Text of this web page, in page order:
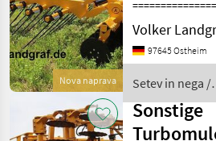
Nova naprava
Schneidsc
verfügbar 6, 0 m
Arbeitsbreite, Gewicht: ca.
3250kg 3 teilige
Doppelzinken 16
Volker
97645 Ostheim
Setev in nega /
Sonstige
Sonstige